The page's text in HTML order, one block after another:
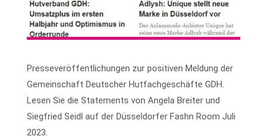
Presseveröffentlichungen zur positiven Meldung der
Gemeinschaft Deutscher Hutfachgeschäfte GDH.
Lesen Sie die Statements von Angela Breiter und
Siegfried Seidl auf der Düsseldorfer Fashn Room Juli
2023.